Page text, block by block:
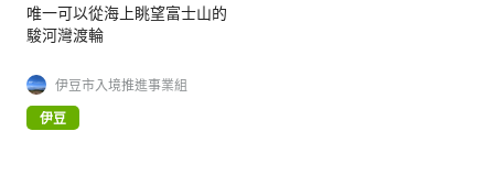
唯一可以從海上眺望富士山的
駿河灣渡輪
伊豆市入境推進事業組
伊豆